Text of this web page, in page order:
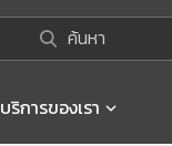
ค้นหา
บริการของเรา